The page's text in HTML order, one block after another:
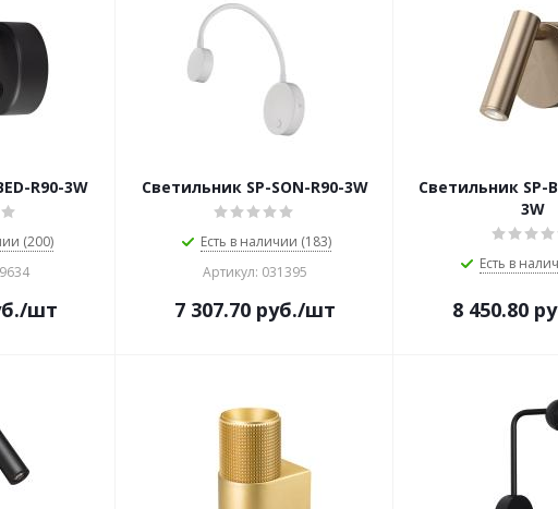
R90-3W
(200)
/шт
Светильник SP-SON-R90-3W
Есть в наличии (183)
Артикул: 031395
7 307.70руб./шт
Светильник SP-
3W
Есть в
8 450.80